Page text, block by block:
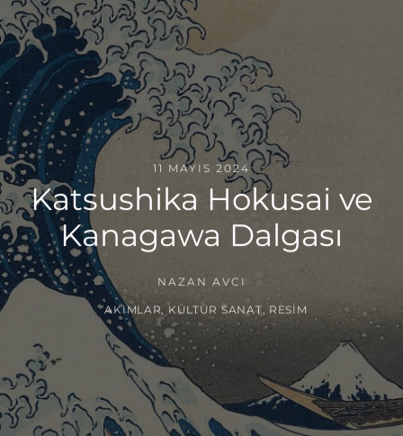
11 MAYIS 2024
Katsushika Hokusai ve
Kanagawa Dalgası
NAZAN AVCI
AKIMLAR KÜLTÜR SANAT RESIM